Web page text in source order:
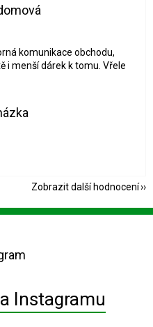
je 5 z 5 hvězdiček.
komunikace obchodu,
i menší dárek k tomu. Vřele
je 1 z 5 hvězdiček.
Zobrazit další hodnocení
Instagramu